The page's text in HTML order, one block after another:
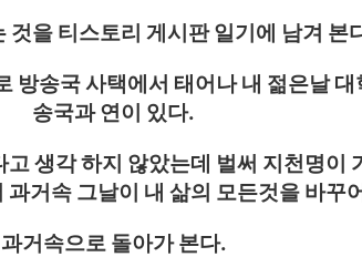
것을 티스토리 게시판 일기에 남겨 본
방송국 사택에서 태어나 내 젊은날
송국과 연이 있다.
고 생각 하지 않았는데 벌써 지천명이
거속 그날이 내 삶의 모든것을 바꾸
과거속으로 돌아가 본다.